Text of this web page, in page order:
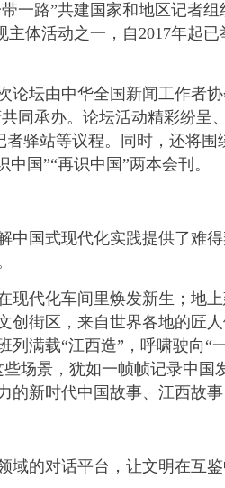
路”共建国家和地区记者
体活动之一，自2017年起
坛由中华全国新闻工作者协
同承办。论坛活动精彩纷呈
驿站等议程。同时，还将
国”“再识中国”两本会刊。
国式现代化实践提供了难
代化车间里焕发新生；地
街区，来自世界各地的匠
满载“江西造”，呼啸驶向“
场景，犹如一帧帧记录中国
新时代中国故事、江西故事
对话平台，让文明在互鉴